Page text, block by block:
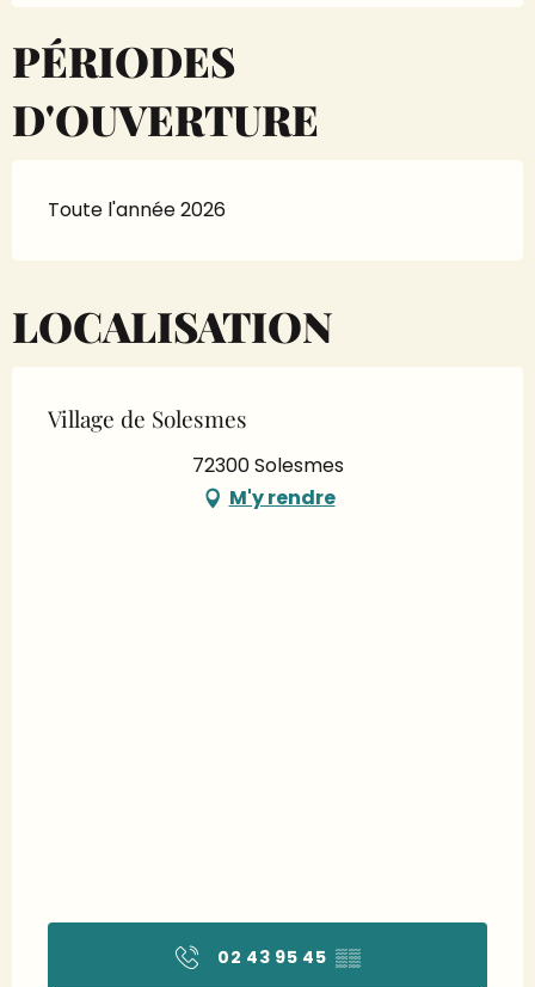
PÉRIODES
D'OUVERTURE
Toute l'année 2026
LOCALISATION
Village de Solesmes
72300 Solesmes
M'y rendre
02 43 95 45▒▒